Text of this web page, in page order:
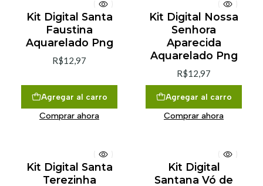
Kit Digital Santa
Faustina
Aquarelado Png
R$12,97
Agregar al carro
Comprar ahora
Kit Digital Nossa
Senhora
Aparecida
Aquarelado Png
R$12,97
Agregar al carro
Comprar ahora
Kit Digital Santa
Terezinha
Kit Digital
Santana Vó de